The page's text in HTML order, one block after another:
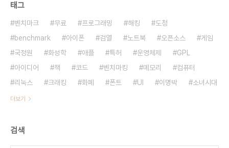
태그
벤치마크 무료 프로그래밍 해킹
도청
benchmark
아이폰 검열 노트북 오픈소스
게임
국정원
화성학 애플 특허 운영체제
GPL
아이디어
책 코드 벤치마킹 메모리
컴퓨터
리눅스
크래킹 화폐 폰트 UI 이명박 소녀시대
더보기
검색